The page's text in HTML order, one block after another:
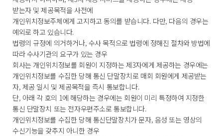
받는자 및 제공목적을 사전에
개인위치정보주체에게 고지하고 동의를 받습니다. 다만, 다음의 경우는
예외로 하고 있습니다.
법령의 규정에 의거하거나, 수사 목적으로 법령에 정해진 절차와 방법에
따라 수사기관의 요구가 있는 경우
회사는 개인위치정보를 회원이 지정하는 제3자에게 제공하는 경우에는
개인위치정보를 수집한 당해 통신 단말장치로 매회 회원에게 제공받는
자, 제공 일시 및 제공목적을 즉시 통보합니다.
단, 아래 각 호의 1에 해당하는 경우에는 회원이 미리 특정하여 지정한
통신 단말장치 또는 전자우편주소로 통보합니다.
개인위치정보를 수집한 당해 통신단말장치가 문자, 음성 또는 영상의
수신기능을 갖추지 아니한 경우